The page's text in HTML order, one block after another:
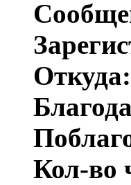
Откуда:
Кол-во